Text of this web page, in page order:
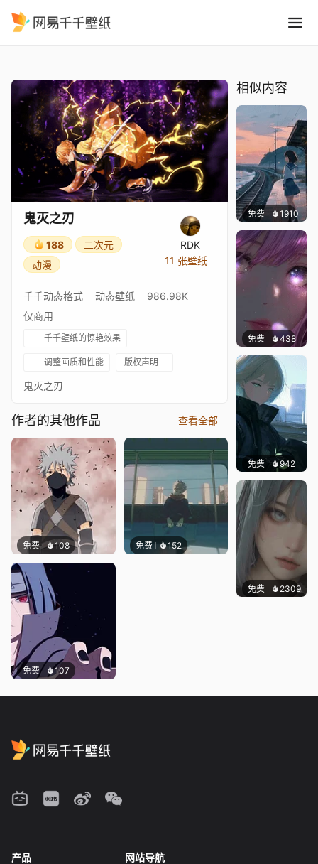
鬼灭之刃
188
二次元
动漫
RDK
11 张壁纸
千千动态格式 动态壁纸
986.98K
仅商用
千千壁纸的惊艳效果
调整画质和性能 版权声明
鬼灭之刃
作者的其他作品 查看全部
免费 108 免费 152
免费 107
相似内容
免费 1910辰东
免费 438辰东
免费 942辰东
免费 2309辰东
产品 网站导航